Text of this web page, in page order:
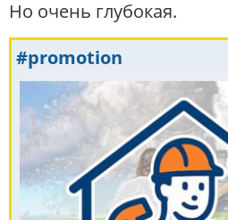
Но очень глубокая.
#promotion